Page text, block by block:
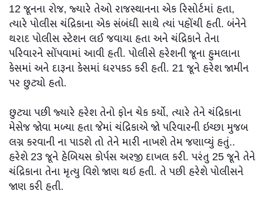
12 જૂનના રોજ, જ્યારે તેઓ રાજસ્થાનના એક રિસોર્ટમાં હતા,
ત્યારે પોલીસ ચંદ્રિકાના એક સંબંધી સાથે ત્યાં પહોંચી હતી. બંનેને
થરાદ પોલીસ સ્ટેશન લઈ જવાયા હતા અને ચંદ્રિકાને તેના
પરિવારને સોંપવામાં આવી હતી. પોલીસે હરેશની જૂના હુમલાના
કેસમાં અને દારૂના કેસમાં ધરપકડ કરી હતી. 21 જૂને હરેશ જામીન
પર છુટ્યો હતો.
છુટ્યા પછી જ્યારે હરેશ તેનો ફોન ચેક કર્યો, ત્યારે તેને ચંદ્રિકાના
મેસેજ જોવા મળ્યા હતા જેમાં ચંદ્રિકાએ જો પરિવારની ઇચ્છા મુજબ
લગ્ન કરવાની ના પાડશે તો તેને મારી નાખશે તેમ જણાવ્યું હતું..
હરેશે 23 જૂને હેબિયસ કોર્પસ અરજી દાખલ કરી. પરંતુ 25 જૂને તેને
ચંદ્રિકાના તેના મૃત્યુ વિશે જાણ થઇ હતી. તે પછી હરેશે પોલીસને
જાણ કરી હતી.